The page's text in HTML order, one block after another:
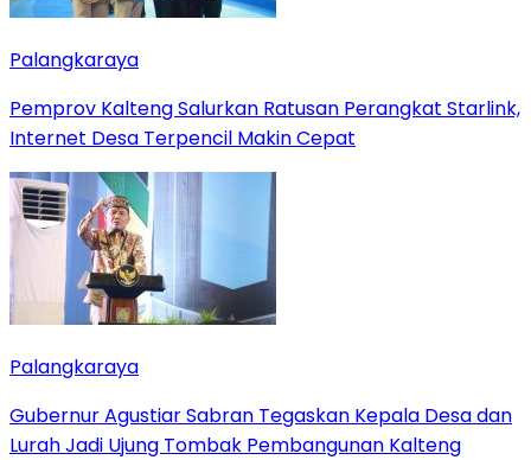
Palangkaraya
Pemprov Kalteng Salurkan Ratusan Perangkat Starlink,
Internet Desa Terpencil Makin Cepat
Palangkaraya
Gubernur Agustiar Sabran Tegaskan Kepala Desa dan
Lurah Jadi Ujung Tombak Pembangunan Kalteng